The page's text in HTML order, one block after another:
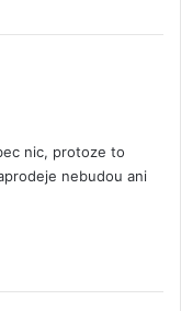
nic, protoze to
nebudou ani